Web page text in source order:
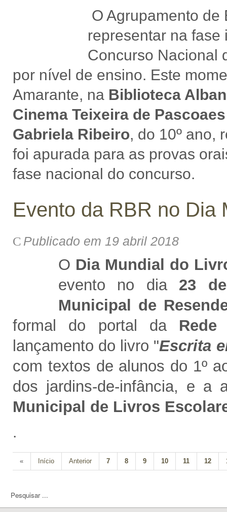
O Agrupamento de
representar na
Concurso Nacional
por nível de ensino. Este
Amarante, na Biblioteca
Cinema Teixeira de Pascoaes
Gabriela Ribeiro, do 10º ano,
foi apurada para as provas
fase nacional do concurso.
Evento da RBR no Dia
Publicado em 19 abril 2018
O Dia Mundial do
evento no dia 23
Municipal de
formal do portal da
lançamento do livro "Escrita
com textos de alunos do 1º
dos jardins-de-infância, e a
Municipal de Livros
.
« Início Anterior 7 8 9 10 11 12